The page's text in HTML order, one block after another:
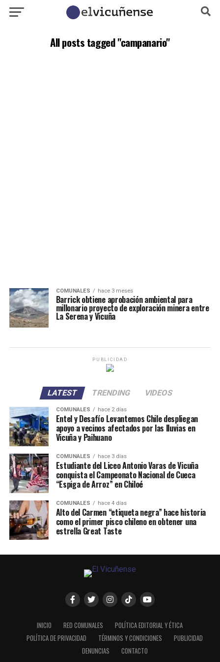
All posts tagged "campanario"
COMUNALES hace 3 meses
Barrick obtiene aprobación ambiental para
millonario proyecto de exploración minera entre
La Serena y Vicuña
PUBLICIDAD
LATEST TRENDING VIDEOS
COMUNALES hace 2 días
Entel y Desafío Levantemos Chile despliegan
apoyo a vecinos afectados por las lluvias en
Vicuña y Paihuano
COMUNALES hace 3 días
Estudiante del Liceo Antonio Varas de Vicuña
conquista el Campeonato Nacional de Cueca
“Espiga de Arroz” en Chiloé
COMUNALES hace 4 días
Alto del Carmen “etiqueta negra” hace historia
como el primer pisco chileno en obtener una
estrella Great Taste
INICIO RED COMUNALES
POLÍTICA EDITORIAL Y ÉTICA
POLÍTICA DE PRIVACIDAD
TÉRMINOS Y CONDICIONES
PUBLICIDAD
DENUNCIAS
CONTACTO